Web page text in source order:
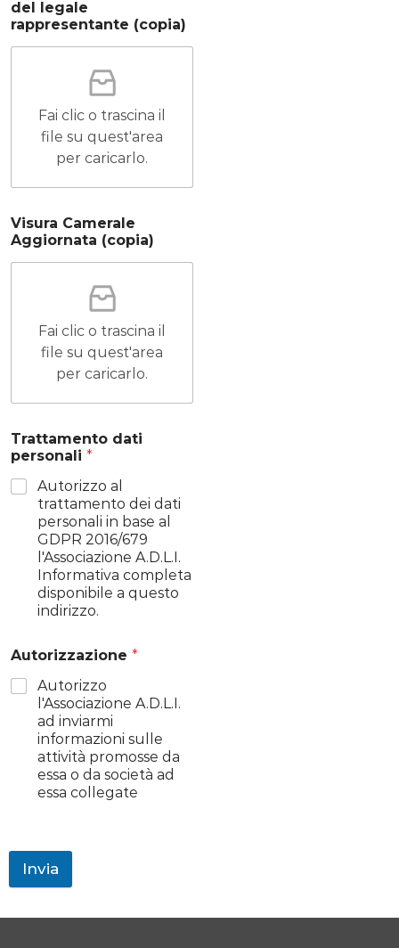
del legale
rappresentante (copia)
Fai clic o trascina il
file su quest'area
per caricarlo.
Visura Camerale
Aggiornata (copia)
Fai clic o trascina il
file su quest'area
per caricarlo.
Trattamento dati
personali *
Autorizzo al
trattamento dei dati
personali in base al
GDPR 2016/679
l'Associazione A.D.L.I.
Informativa completa
disponibile a questo
indirizzo.
Autorizzazione *
Autorizzo
l'Associazione A.D.L.I.
ad inviarmi
informazioni sulle
attività promosse da
essa o da società ad
essa collegate
Invia